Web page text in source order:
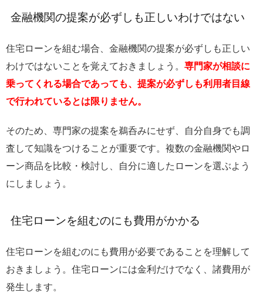
金融機関の提案が必ずしも正しいわけではない
住宅ローンを組む場合、金融機関の提案が必ずしも正しい
わけではないことを覚えておきましょう。 専門家が相談に
乗ってくれる場合であっても、提案が必ずしも利用者目線
で行われているとは限りません。
そのため、専門家の提案を鵜呑みにせず、自分自身でも調
査して知識をつけることが重要です。複数の金融機関やロ
ーン商品を比較・検討し、自分に適したローンを選ぶよう
にしましょう。
住宅ローンを組むのにも費用がかかる
住宅ローンを組むのにも費用が必要であることを理解して
おきましょう。住宅ローンには金利だけでなく、諸費用が
発生します。